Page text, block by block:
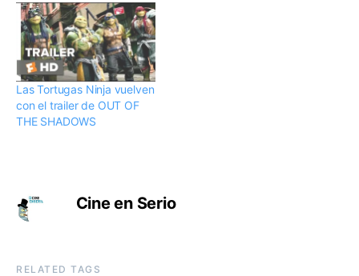
Las Tortugas Ninja vuelven
con el trailer de OUT OF
THE SHADOWS
Cine en Serio
RELATED TAGS